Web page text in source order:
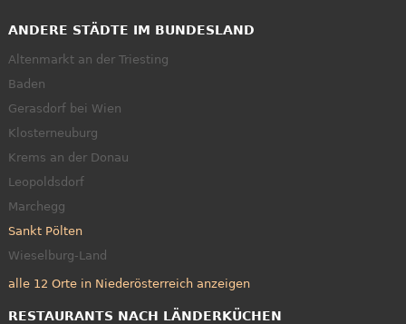
ANDERE STÄDTE IM BUNDESLAND
Altenmarkt an der Triesting
Baden
Gerasdorf bei Wien
Klosterneuburg
Krems an der Donau
Leopoldsdorf
Marchegg
Sankt Pölten
Wieselburg-Land
alle 12 Orte in Niederösterreich anzeigen
RESTAURANTS NACH LÄNDERKÜCHEN